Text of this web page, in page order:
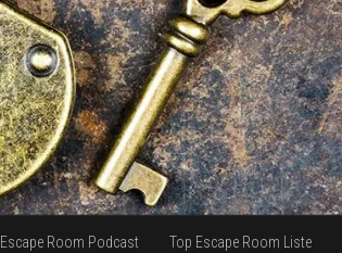
Escape Room Podcast Top Escape Room Liste